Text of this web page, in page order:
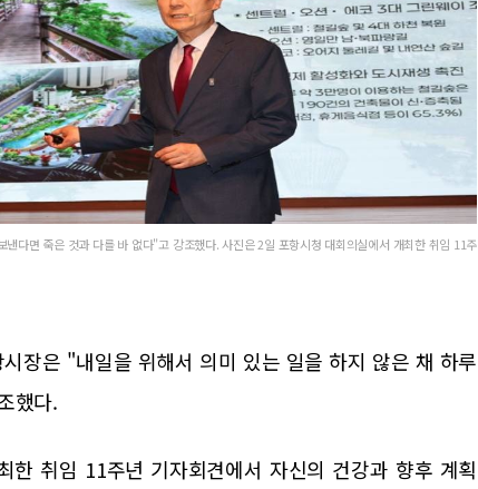
다면 죽은 것과 다를 바 없다"고 강조했다. 사진은 2일 포항시청 대회의실에서 개최한 취임 11주
장은 "내일을 위해서 의미 있는 일을 하지 않은 채 하루
했다.
한 취임 11주년 기자회견에서 자신의 건강과 향후 계획